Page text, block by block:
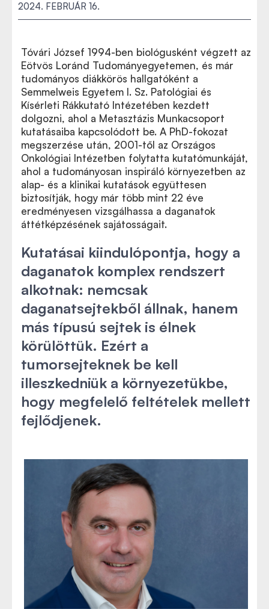
2024. FEBRUÁR 16.
Tóvári József 1994-ben biológusként végzett az
Eötvös Loránd Tudományegyetemen, és már
tudományos diákkörös hallgatóként a
Semmelweis Egyetem I. Sz. Patológiai és
Kísérleti Rákkutató Intézetében kezdett
dolgozni, ahol a Metasztázis Munkacsoport
kutatásaiba kapcsolódott be. A PhD-fokozat
megszerzése után, 2001-től az Országos
Onkológiai Intézetben folytatta kutatómunkáját,
ahol a tudományosan inspiráló környezetben az
alap- és a klinikai kutatások együttesen
biztosítják, hogy már több mint 22 éve
eredményesen vizsgálhassa a daganatok
áttétképzésének sajátosságait.
Kutatásai kiindulópontja, hogy a
daganatok komplex rendszert
alkotnak: nemcsak
daganatsejtekből állnak, hanem
más típusú sejtek is élnek
körülöttük. Ezért a
tumorsejteknek be kell
illeszkedniük a környezetükbe,
hogy megfelelő feltételek mellett
fejlődjenek.